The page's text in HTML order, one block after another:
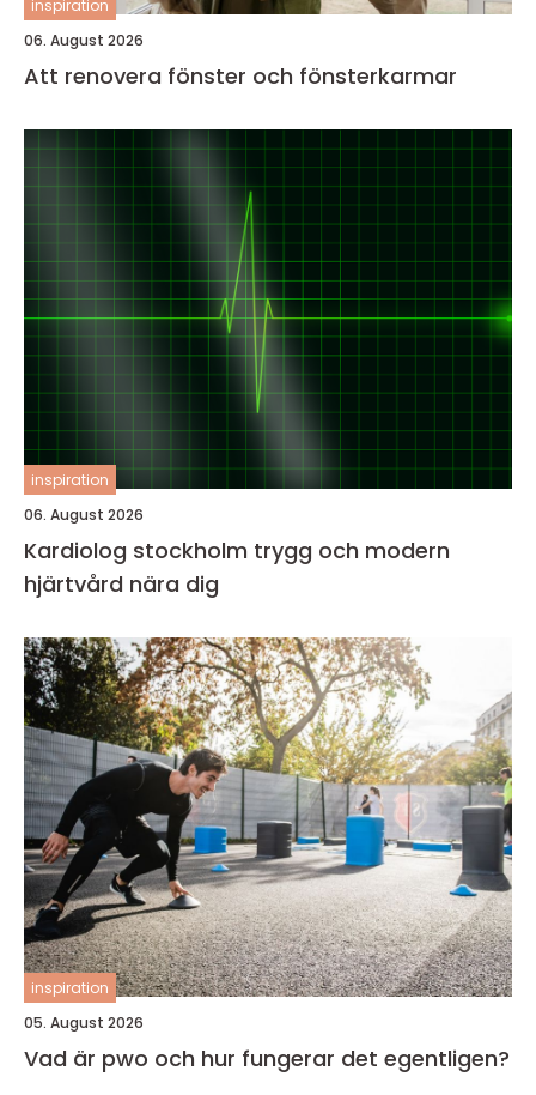
inspiration
06. August 2026
Att renovera fönster och fönsterkarmar
inspiration
06. August 2026
Kardiolog stockholm trygg och modern
hjärtvård nära dig
inspiration
05. August 2026
Vad är pwo och hur fungerar det egentligen?